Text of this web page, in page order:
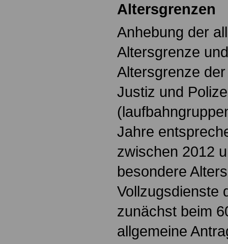
Altersgrenzen
Anhebung der
Altersgrenze
Altersgrenze
Justiz und
Jahre
zwischen 2012
besondere
Vollzugsdienste
zunächst beim
allgemeine